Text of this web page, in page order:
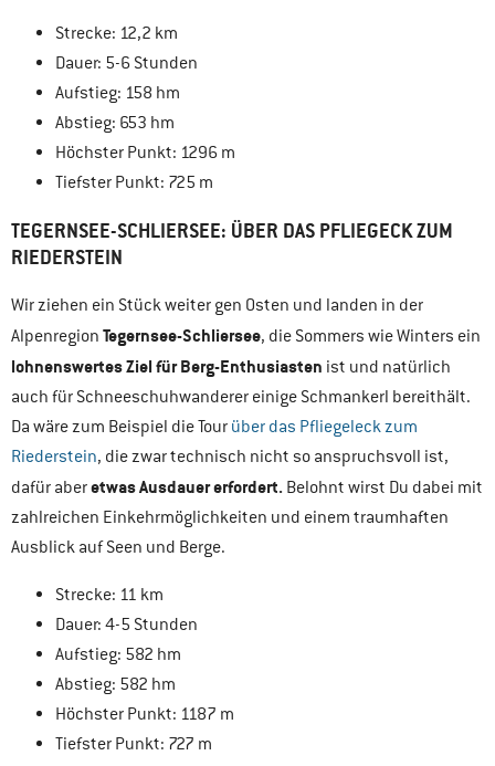
Strecke: 12,2 km
Dauer: 5-6 Stunden
Aufstieg: 158 hm
Abstieg: 653 hm
Höchster Punkt: 1296 m
Tiefster Punkt: 725 m
TEGERNSEE-SCHLIERSEE: ÜBER DAS PFLIEGECK ZUM
RIEDERSTEIN
Wir ziehen ein Stück weiter gen Osten und landen in der
Alpenregion Tegernsee-Schliersee, die Sommers wie Winters ein
lohnenswertes Ziel für Berg-Enthusiasten ist und natürlich
auch für Schneeschuhwanderer einige Schmankerl bereithält.
Da wäre zum Beispiel die Tour über das Pfliegeleck zum
Riederstein, die zwar technisch nicht so anspruchsvoll ist,
dafür aberetwas Ausdauer erfordert. Belohnt wirst Du dabei mit
zahlreichen Einkehrmöglichkeiten und einem traumhaften
Ausblick auf Seen und Berge.
Strecke: 11 km
Dauer: 4-5 Stunden
Aufstieg: 582 hm
Abstieg: 582 hm
Höchster Punkt: 1187 m
Tiefster Punkt: 727 m